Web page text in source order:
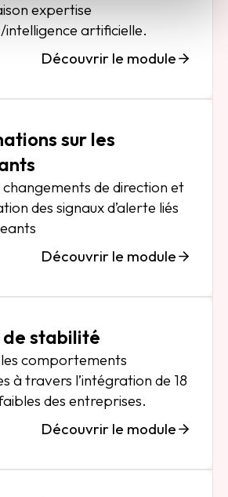
expertise
intelligence artificielle.
Découvrir le module
sur les
changements de direction et
des signaux d’alerte liés
Découvrir le module
de stabilité
comportements
à travers l’intégration de 18
des entreprises.
Découvrir le module